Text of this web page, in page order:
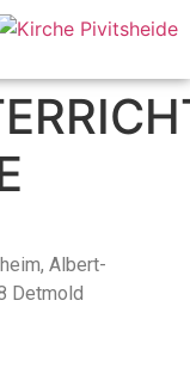
Albert-
Detmold